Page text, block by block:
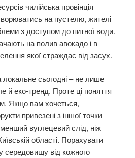
чилійська провінція
на пустелю, жителі
з доступом до питної води.
на полив авокадо і в
якої страждає від засух.
сьогодні – не лише
й еко-тренд. Проте ці поняття
Якщо вам хочеться,
привезені з іншої точки
вуглецевий слід, ніж
області. Порахувати
від кожного